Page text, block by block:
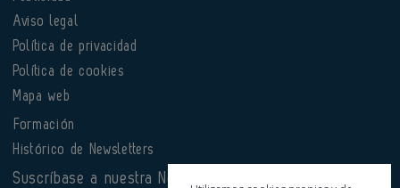
Aviso legal
Política de privacidad
Política de cookies
Mapa web
Formación
Histórico de Newsletters
Suscríbase a nuestra Newsletter